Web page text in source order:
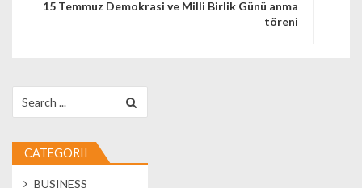
15 Temmuz Demokrasi ve Milli Birlik Günü anma
töreni
CATEGORII
BUSINESS